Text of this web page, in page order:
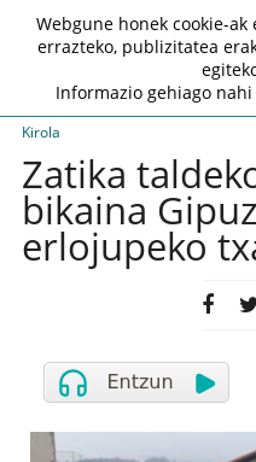
Kirola
Zatika
bikaina
erlojupeko
Webgune honek cookie-
errazteko, publizitatea
Informazio gehiago